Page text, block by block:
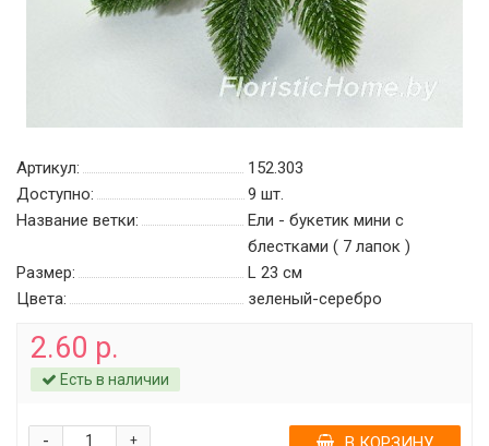
Артикул:
152.303
Доступно:
9 шт.
Название ветки:
Ели - букетик мини с
блестками ( 7 лапок )
Размер:
L 23 см
Цвета:
зеленый-серебро
2.60 р.
Есть в наличии
+
-